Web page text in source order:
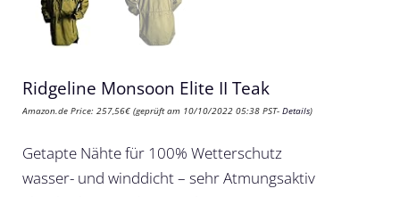
Ridgeline Monsoon Elite II Teak
Amazon.de Price: 257,56€ (geprüft am 10/10/2022 05:38 PST- Details)
Getapte Nähte für 100% Wetterschutz
wasser- und winddicht – sehr Atmungsaktiv